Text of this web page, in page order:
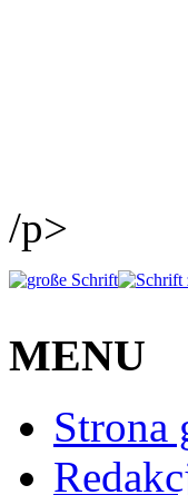
/p>
MENU
Strona